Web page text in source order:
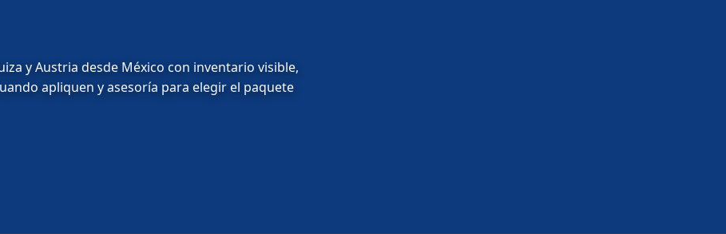
y Austria desde México con inventario visible,
apliquen y asesoría para elegir el paquete